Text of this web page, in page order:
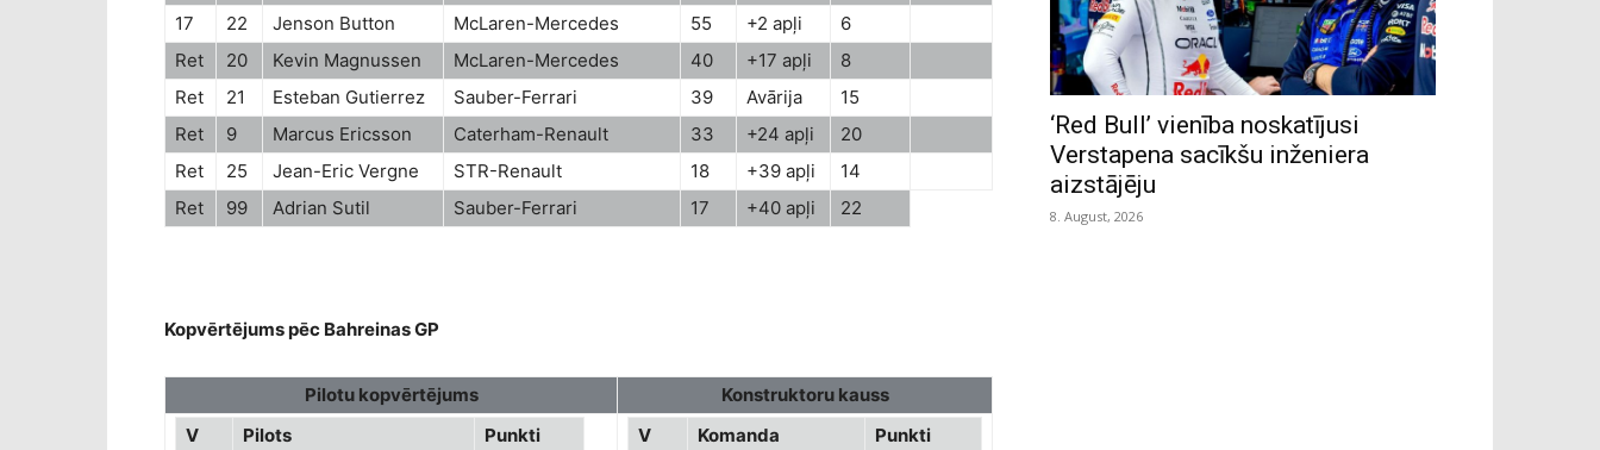
17
22 Jenson Button McLaren-Mercedes 55 +2 apļi
6
Ret
20 Kevin Magnussen McLaren-Mercedes 40 +17 apļi
8
Ret
21 Esteban Gutierrez Sauber-Ferrari 39 Avārija
15
Ret
9 Marcus Ericsson Caterham-Renault 33 +24 apļi
20
Ret
25 Jean-Eric Vergne STR-Renault 18 +39 apļi
14
Ret
99 Adrian Sutil Sauber-Ferrari 17 +40 apļi 22
Kopvērtējums pēc Bahreinas GP
Pilotu kopvērtējums
Konstruktoru kauss
V
Pilots
Punkti
V Komanda
Punkti
‘Red Bull’ vienība noskatījusi
Verstapena sacīkšu inženiera
aizstājēju
8. August, 2026